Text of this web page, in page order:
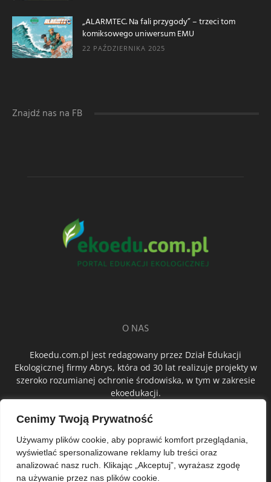
Cenimy Twoją Prywatność
Używamy plików cookie, aby poprawić komfort przeglądania,
wyświetlać spersonalizowane reklamy lub treści oraz
analizować nasz ruch. Klikając „Akceptuj”, wyrażasz zgodę
na używanie przez nas plików cookie.
„ALARMTEC. Na fali przygody” – trzeci tom
komiksowego uniwersum EMU
22 PAŹDZIERNIKA 2025
Znajdź nas na FB
O NAS
Ekoedu.com.pl jest redagowany przez Dział Edukacji
Ekologicznej firmy Abrys, która od 30 lat realizuje projekty w
szeroko rozumianej ochronie środowiska, w tym w zakresie
ekoedukacji.
ŚLEDŹ NAS